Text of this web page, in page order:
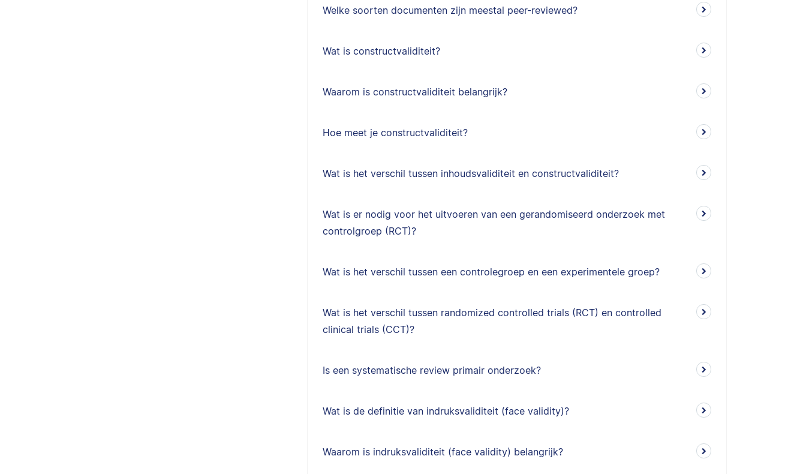
Welke soorten documenten zijn meestal peer-reviewed?
Wat is constructvaliditeit?
Waarom is constructvaliditeit belangrijk?
Hoe meet je constructvaliditeit?
Wat is het verschil tussen inhoudsvaliditeit en constructvaliditeit?
Wat is er nodig voor het uitvoeren van een gerandomiseerd onderzoek met
controlgroep (RCT)?
Wat is het verschil tussen een controlegroep en een experimentele groep?
Wat is het verschil tussen randomized controlled trials (RCT) en controlled
clinical trials (CCT)?
Is een systematische review primair onderzoek?
Wat is de definitie van indruksvaliditeit (face validity)?
Waarom is indruksvaliditeit (face validity) belangrijk?